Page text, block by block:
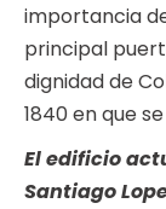
importancia
principal
dignidad de
1840 en que
El edificio
Santiago